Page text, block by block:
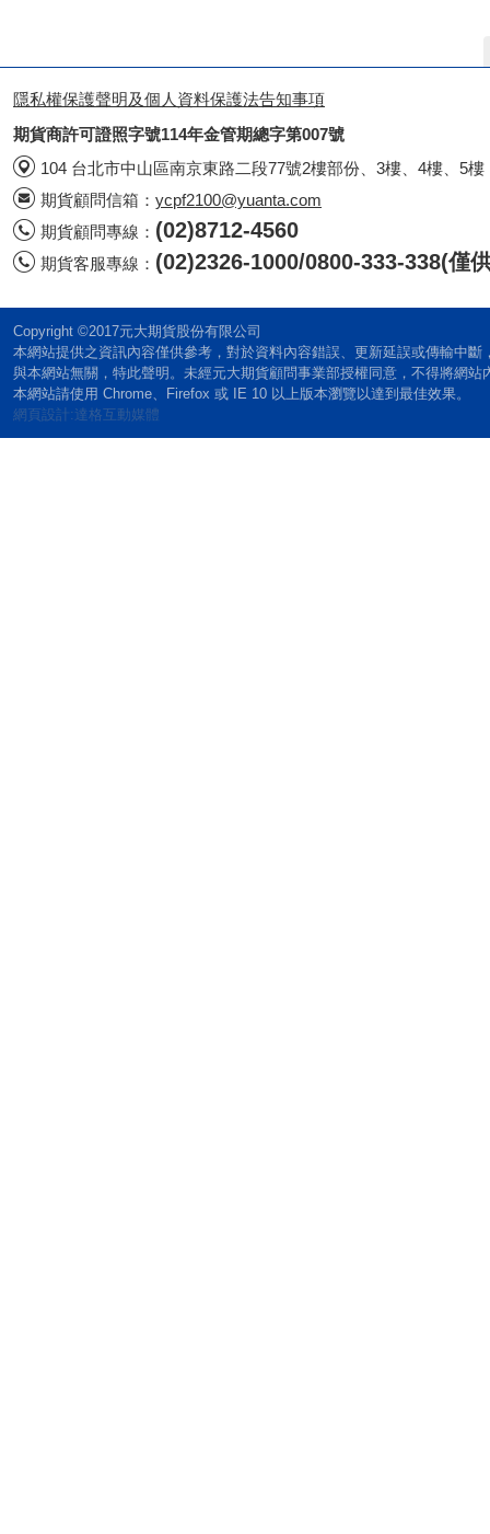
隱私權保護聲明及個人資料保護法告知事項
期貨商許可證照字號114年金管期總字第007號
104 台北市中山區南京東路二段77號2樓部份、3樓、4樓、5樓
期貨顧問信箱： ycpf2100@yuanta.com
期貨顧問專線： (02)8712-4560
期貨客服專線： (02)2326-1000/0800-333-338(僅
Copyright ©2017元大期貨股份有限公司
本網站提供之資訊內容僅供參考，對於資料內容錯誤、更新延誤或傳輸中
與本網站無關，特此聲明。未經元大期貨顧問事業部授權同意，不得將網站
本網站請使用 Chrome、Firefox 或 IE 10 以上版本瀏覽以達到最佳效果。
網頁設計:達格互動媒體